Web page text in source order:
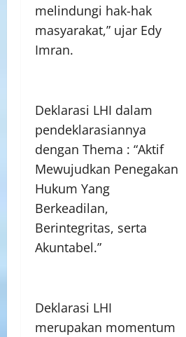
melindungi hak-hak
masyarakat,” ujar Edy
Imran.
Deklarasi LHI dalam
pendeklarasiannya
dengan Thema : “Aktif
Mewujudkan Penegakan
Hukum Yang
Berkeadilan,
Berintegritas, serta
Akuntabel.”
Deklarasi LHI
merupakan momentum